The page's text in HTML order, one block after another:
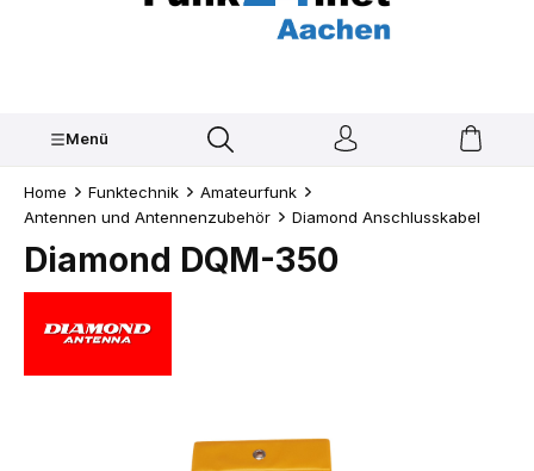
Menü
Home Funktechnik
Amateurfunk
Antennen und Antennenzubehör
Diamond Anschlusskabel
Diamond DQM-350